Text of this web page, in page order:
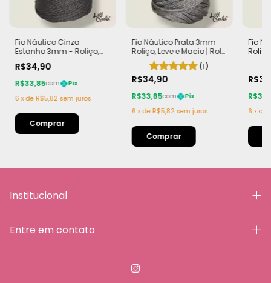
Fio Náutico Cinza
Estanho 3mm - Roliço,
200m (440g)
R$34,90
R$33,85com
Pix
6 xde R$5,82 sem juros
Fio Náutico Prata 3mm -
Roliço, Leve e Macio | Rolo
com 200m (440g)
(1)
R$34,90
R$33,85com
Pix
6 xde R$5,82 sem juros
Fio
6 x de
Institucional
Entre em contato